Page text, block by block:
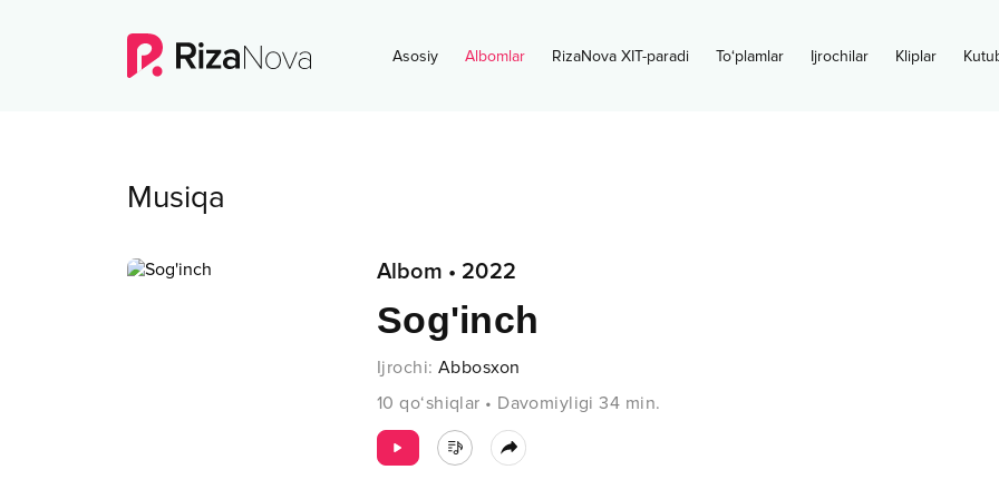
Asosiy Albomlar RizaNova XIT-paradi To‘plamlar Ijrochilar Kliplar
Musiqa
Albom • 2022
Sog'inch
Ijrochi: Abbosxon
10 qo‘shiqlar • Davomiyligi 34 min.